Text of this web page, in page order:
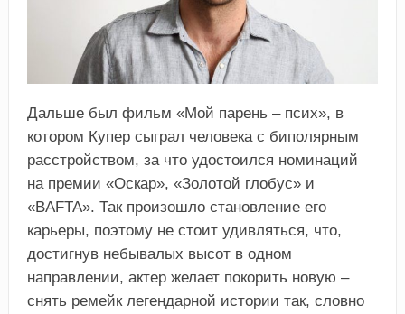
Дальше был фильм «Мой парень – псих», в
котором Купер сыграл человека с биполярным
расстройством, за что удостоился номинаций
на премии «Оскар», «Золотой глобус» и
«BAFTA». Так произошло становление его
карьеры, поэтому не стоит удивляться, что,
достигнув небывалых высот в одном
направлении, актер желает покорить новую –
снять ремейк легендарной истории так, словно